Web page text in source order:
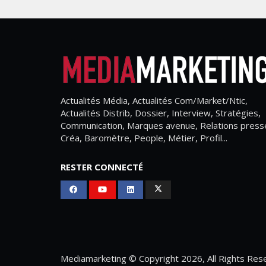
Actualités Média, Actualités Com/Market/Ntic,
Actualités Distrib, Dossier, Interview, Stratégies,
Communication, Marques avenue, Relations
Créa, Baromètre, People, Métier, Profil...
RESTER CONNECTÉ
Mediamarketing © Copyright 2026, All Rights